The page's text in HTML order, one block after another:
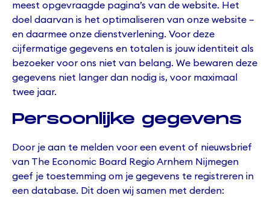
meest opgevraagde pagina’s van de website. Het
doel daarvan is het optimaliseren van onze website –
en daarmee onze dienstverlening. Voor deze
cijfermatige gegevens en totalen is jouw identiteit als
bezoeker voor ons niet van belang. We bewaren deze
gegevens niet langer dan nodig is, voor maximaal
twee jaar.
Persoonlijke gegevens
Door je aan te melden voor een event of nieuwsbrief
van The Economic Board Regio Arnhem Nijmegen
geef je toestemming om je gegevens te registreren in
een database. Dit doen wij samen met derden: